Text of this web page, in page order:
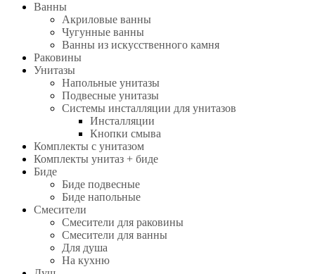
Ванны
Акриловые ванны
Чугунные ванны
Ванны из искусственного камня
Раковины
Унитазы
Напольные унитазы
Подвесные унитазы
Системы инсталляции для унитазов
Инсталляции
Кнопки смыва
Комплекты с унитазом
Комплекты унитаз + биде
Биде
Биде подвесные
Биде напольные
Смесители
Смесители для раковины
Смесители для ванны
Для душа
На кухню